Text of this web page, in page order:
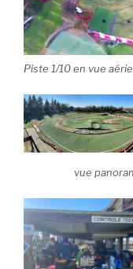
Piste 1/10 en vue
vue